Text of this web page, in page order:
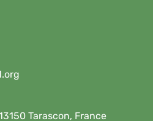
Tarascon, France